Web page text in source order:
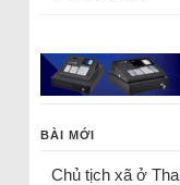
BÀI MỚI
Chủ tịch xã ở